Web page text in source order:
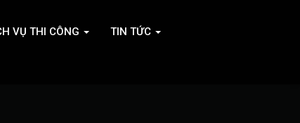
VỤ THI CÔNG TIN TỨC